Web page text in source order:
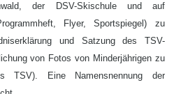
der DSV-Skischule und auf
Flyer, Sportspiegel) zu
und Satzung des TSV-
von Fotos von Minderjährigen zu
TSV). Eine Namensnennung der